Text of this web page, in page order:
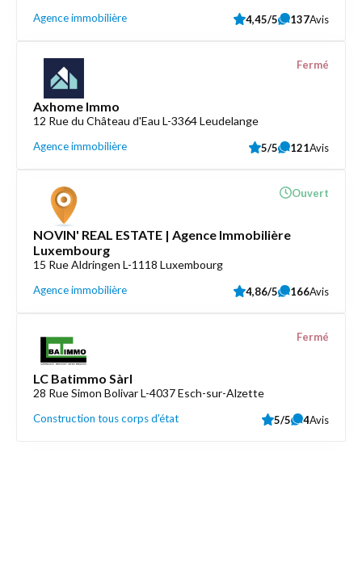
Agence immobilière 4,45/5 137Avis
Axhome Immo
12 Rue du Château d'Eau L-3364 Leudelange
Agence immobilière
Fermé
5/5 121Avis
NOVIN' REAL ESTATE | Agence Immobilière
Luxembourg
15 Rue Aldringen L-1118 Luxembourg
Agence immobilière
Ouvert
4,86/5 166Avis
LC Batimmo Sàrl
28 Rue Simon Bolivar L-4037 Esch-sur-Alzette
Construction tous corps d'état
Fermé
5/5 4Avis